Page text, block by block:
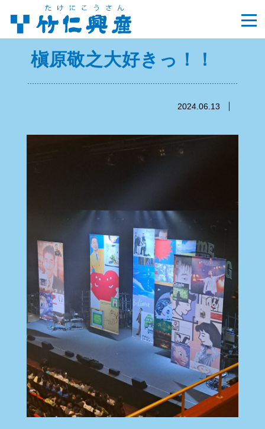
槇原敬之大好きっ！！
2024.06.13